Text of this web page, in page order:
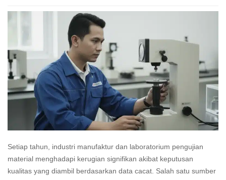
Setiap tahun, industri manufaktur dan laboratorium pengujian
material menghadapi kerugian signifikan akibat keputusan
kualitas yang diambil berdasarkan data cacat. Salah satu sumber